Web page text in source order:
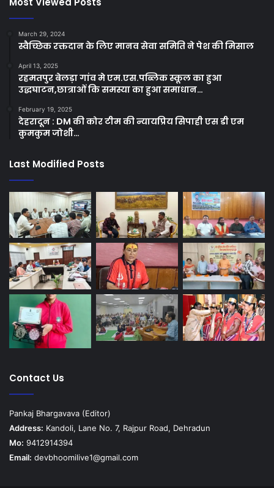
March 29, 2024
स्वैच्छिक रक्तदान के लिए मानव सेवा समिति ने पेश की मिसाल
April 13, 2025
रहमतपुर बेलड़ा गांव मे एम.एस.पब्लिक स्कूल का हुआ
उद्धघाटन,छात्राओं कि समस्या का हुआ समाधान…
February 19, 2025
देहरादून : DM की कोर टीम की न्यायप्रिय सिपाही एस डी एम
कुमकुम जोशी…
Last Modified Posts
Contact Us
Pankaj Bhargavava (Editor)
Address: Kandoli, Lane No. 7, Rajpur Road, Dehradun
Mo: 9412914394
Email: devbhoomilive1@gmail.com